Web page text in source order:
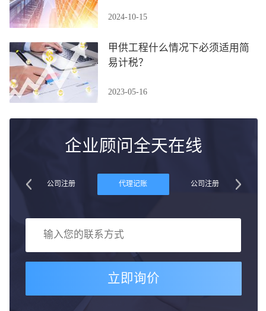
2024-10-15
甲供工程什么情况下必须适用简
易计税？
2023-05-16
企业顾问全天在线
公司注册 代理记账 公司注册
立即询价